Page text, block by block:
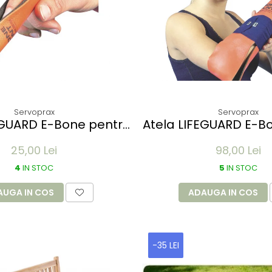
Servoprax
E-Bone pentru
impermeabila,
- 5x11 cm
25,00 Lei
4 IN STOC
IN COS
Servoprax
Atela LIFEGUARD E-
refolosibila,
radio-
100x14 cm
98,00 Lei
5 IN STOC
ADAUGA IN COS
-35 LEI